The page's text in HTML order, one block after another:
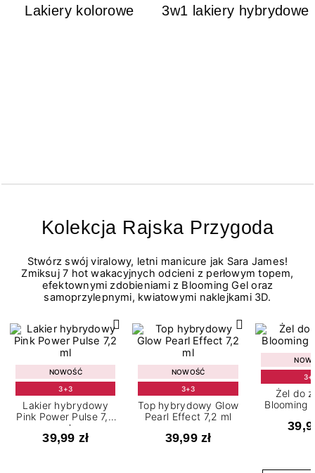
Lakiery kolorowe 3w1 lakiery hybrydowe
Kolekcja Rajska Przygoda
Stwórz swój viralowy, letni manicure jak Sara James!
Zmiksuj 7 hot wakacyjnych odcieni z perłowym topem,
efektownymi zdobieniami z Blooming Gel oraz
samoprzylepnymi, kwiatowymi naklejkami 3D.
NOWOŚĆ
3+3
Lakier hybrydowy
Pink Power Pulse 7,2
ml
39,99 zł
NOWOŚĆ
3+3
Top hybrydowy Glow
Pearl Effect 7,2 ml
39,99 zł
Żel do
Blooming